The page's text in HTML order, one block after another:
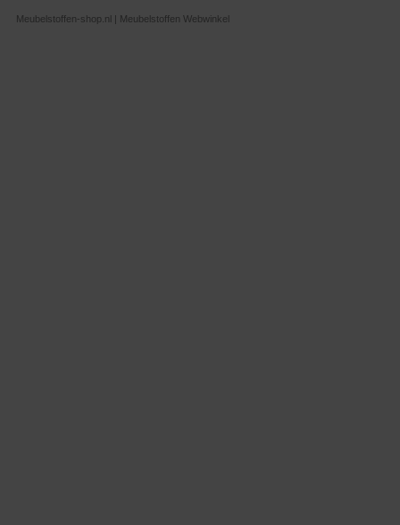
Meubelstoffen-shop.nl | Meubelstoffen Webwinkel